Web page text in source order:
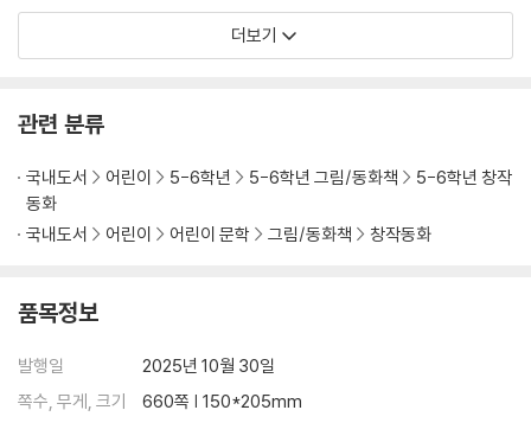
더보기
관련 분류
국내도서 어린이 5-6학년 5-6학년 그림/동화책
5-6학년 창작
동화
국내도서
어린이 어린이 문학 그림/동화책 창작동화
품목정보
발행일
2025년 10월 30일
쪽수, 무게, 크기
660쪽 | 150*205mm